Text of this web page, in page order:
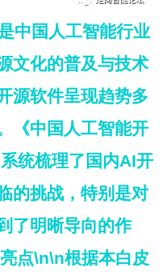
中国人工智能行业
文化的普及与技术
源软件呈现趋势多
《中国人工智能开
统梳理了国内AI开
的挑战，特别是对
了明晰导向的作
点\n\n根据本白皮